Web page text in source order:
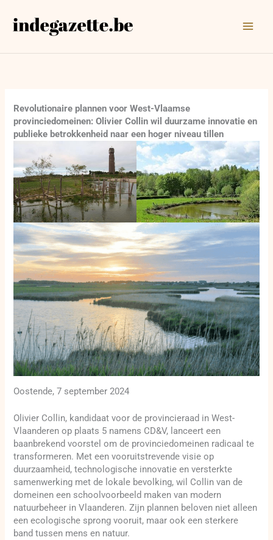
naar
Revolutionaire plannen voor West-Vlaamse
provinciedomeinen: Olivier Collin wil duurzame innovatie en
publieke betrokkenheid naar een hoger niveau tillen
Oostende, 7 september 2024
Olivier Collin, kandidaat voor de provincieraad in West-
Vlaanderen op plaats 5 namens CD&V, lanceert een
baanbrekend voorstel om de provinciedomeinen radicaal te
transformeren. Met een vooruitstrevende visie op
duurzaamheid, technologische innovatie en versterkte
samenwerking met de lokale bevolking, wil Collin van de
domeinen een schoolvoorbeeld maken van modern
natuurbeheer in Vlaanderen. Zijn plannen beloven niet alleen
een ecologische sprong vooruit, maar ook een sterkere
band tussen mens en natuur.